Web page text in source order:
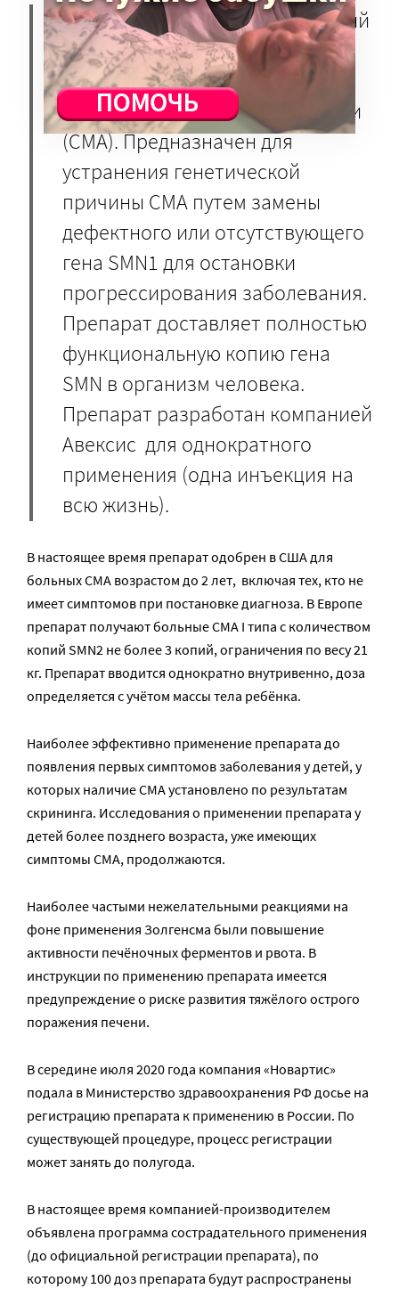
Золгенсма (Zolgensma)— первый
препарат генной терапии,
разработанный для лечения
спинальной мышечной атрофии
(СМА). Предназначен для
устранения генетической
причины СМА путем замены
дефектного или отсутствующего
гена SMN1 для остановки
прогрессирования заболевания.
Препарат доставляет полностью
функциональную копию гена
SMN в организм человека.
Препарат разработан компанией
Авексис для однократного
применения (одна инъекция на
всю жизнь).
В настоящее время препарат одобрен в США для
больных СМА возрастом до 2 лет, включая тех, кто не
имеет симптомов при постановке диагноза. В Европе
препарат получают больные СМА I типа с количеством
копий SMN2 не более 3 копий, ограничения по весу 21
кг. Препарат вводится однократно внутривенно, доза
определяется с учётом массы тела ребёнка.
Наиболее эффективно применение препарата до
появления первых симптомов заболевания у детей, у
которых наличие СМА установлено по результатам
скрининга. Исследования о применении препарата у
детей более позднего возраста, уже имеющих
симптомы СМА, продолжаются.
Наиболее частыми нежелательными реакциями на
фоне применения Золгенсма были повышение
активности печёночных ферментов и рвота. В
инструкции по применению препарата имеется
предупреждение о риске развития тяжёлого острого
поражения печени.
В середине июля 2020 года компания «Новартис»
подала в Министерство здравоохранения РФ досье на
регистрацию препарата к применению в России. По
существующей процедуре, процесс регистрации
может занять до полугода.
В настоящее время компанией-производителем
объявлена программа сострадательного применения
(до официальной регистрации препарата), по
которому 100 доз препарата будут распространены